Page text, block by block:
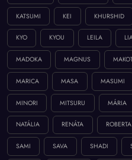
KATSUMI KEI KHURSHID
KYO KYOU LEILA
MADOKA MAGNUS
MARICA MASA MASUMI
MINORI MITSURU MÁRIA
NATÁLIA RENÁTA ROBERTA
SAMI SAVA SHADI